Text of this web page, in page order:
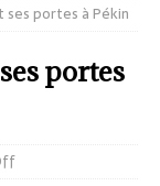
portes à Pékin
portes